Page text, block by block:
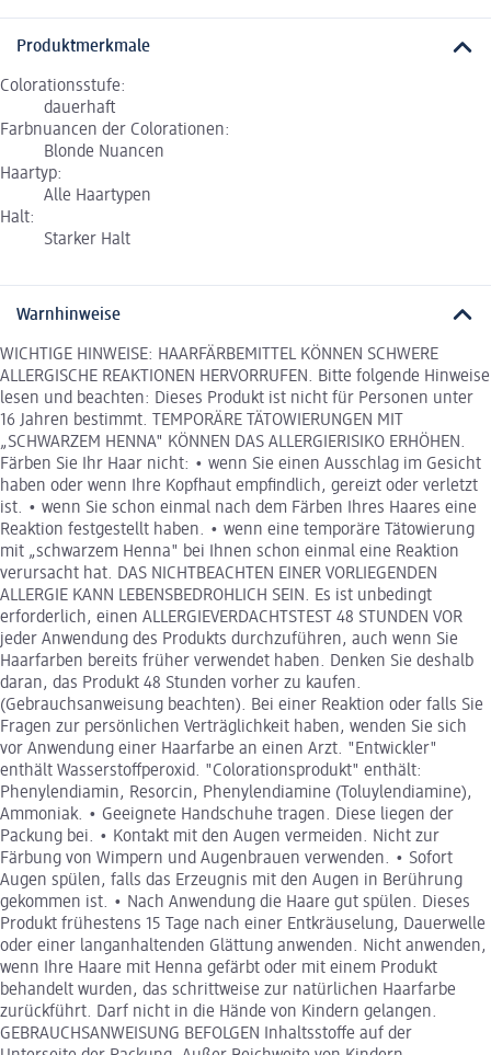
Produktmerkmale
Colorationsstufe:
dauerhaft
Farbnuancen der Colorationen:
Blonde Nuancen
Haartyp:
Alle Haartypen
Halt:
Starker Halt
Warnhinweise
WICHTIGE HINWEISE: HAARFÄRBEMITTEL KÖNNEN SCHWERE
ALLERGISCHE REAKTIONEN HERVORRUFEN. Bitte folgende Hinweise
lesen und beachten: Dieses Produkt ist nicht für Personen unter
16 Jahren bestimmt. TEMPORÄRE TÄTOWIERUNGEN MIT
„SCHWARZEM HENNA" KÖNNEN DAS ALLERGIERISIKO ERHÖHEN.
Färben Sie Ihr Haar nicht: • wenn Sie einen Ausschlag im Gesicht
haben oder wenn Ihre Kopfhaut empfindlich, gereizt oder verletzt
ist. • wenn Sie schon einmal nach dem Färben Ihres Haares eine
Reaktion festgestellt haben. • wenn eine temporäre Tätowierung
mit „schwarzem Henna" bei Ihnen schon einmal eine Reaktion
verursacht hat. DAS NICHTBEACHTEN EINER VORLIEGENDEN
ALLERGIE KANN LEBENSBEDROHLICH SEIN. Es ist unbedingt
erforderlich, einen ALLERGIEVERDACHTSTEST 48 STUNDEN VOR
jeder Anwendung des Produkts durchzuführen, auch wenn Sie
Haarfarben bereits früher verwendet haben. Denken Sie deshalb
daran, das Produkt 48 Stunden vorher zu kaufen.
(Gebrauchsanweisung beachten). Bei einer Reaktion oder falls Sie
Fragen zur persönlichen Verträglichkeit haben, wenden Sie sich
vor Anwendung einer Haarfarbe an einen Arzt. "Entwickler"
enthält Wasserstoffperoxid. "Colorationsprodukt" enthält:
Phenylendiamin, Resorcin, Phenylendiamine (Toluylendiamine),
Ammoniak. • Geeignete Handschuhe tragen. Diese liegen der
Packung bei. • Kontakt mit den Augen vermeiden. Nicht zur
Färbung von Wimpern und Augenbrauen verwenden. • Sofort
Augen spülen, falls das Erzeugnis mit den Augen in Berührung
gekommen ist. • Nach Anwendung die Haare gut spülen. Dieses
Produkt frühestens 15 Tage nach einer Entkräuselung, Dauerwelle
oder einer langanhaltenden Glättung anwenden. Nicht anwenden,
wenn Ihre Haare mit Henna gefärbt oder mit einem Produkt
behandelt wurden, das schrittweise zur natürlichen Haarfarbe
zurückführt. Darf nicht in die Hände von Kindern gelangen.
GEBRAUCHSANWEISUNG BEFOLGEN Inhaltsstoffe auf der